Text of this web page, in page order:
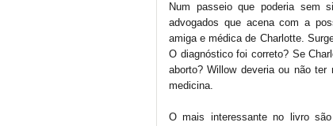
Num passeio que poderia sem
advogados que acena com a
amiga e médica de Charlotte.
O diagnóstico foi correto? Se
aborto? Willow deveria ou não
medicina.
O mais interessante no livro